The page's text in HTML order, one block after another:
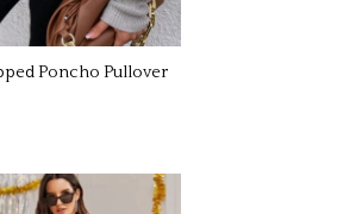
Poncho Pullover